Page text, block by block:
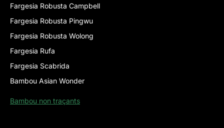
Fargesia Robusta Campbell
Fargesia Robusta Pingwu
Fargesia Robusta Wolong
Fargesia Rufa
Fargesia Scabrida
Bambou Asian Wonder
Bambou non traçants